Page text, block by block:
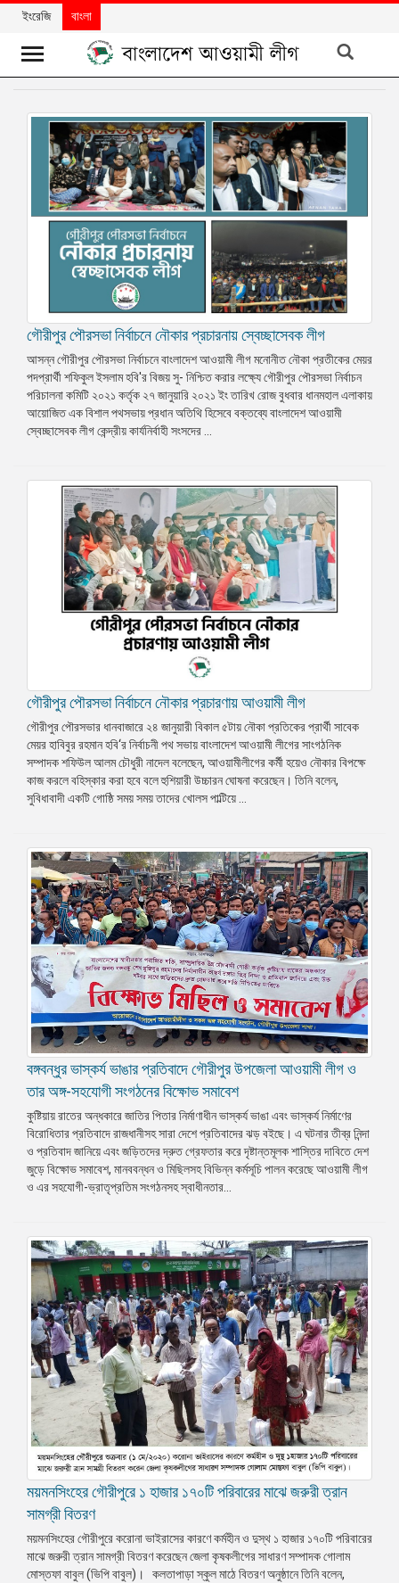
উন্নয়নের
নিউজলেটার
প্রেস
রিলিজ
ইংরেজি বাংলা
গৌরীপুর পৌরসভা নির্বাচনে নৌকার প্রচারনায় স্বেচ্ছাসেবক লীগ
আসন্ন গৌরীপুর পৌরসভা নির্বাচনে বাংলাদেশ আওয়ামী লীগ মনোনীত নৌকা প্রতীকের মেয়র
পদপ্রার্থী শফিকুল ইসলাম হবি'র বিজয় সু- নিশ্চিত করার লক্ষ্যে গৌরীপুর পৌরসভা নির্বাচন
পরিচালনা কমিটি ২০২১ কর্তৃক ২৭ জানুয়ারি ২০২১ ইং তারিখ রোজ বুধবার ধানমহাল এলাকায়
আয়োজিত এক বিশাল পথসভায় প্রধান অতিথি হিসেবে বক্তব্যে বাংলাদেশ আওয়ামী
স্বেচ্ছাসেবক লীগ কেন্দ্রীয় কার্যনির্বাহী সংসদের ...
গৌরীপুর পৌরসভা নির্বাচনে নৌকার প্রচারণায় আওয়ামী লীগ
গৌরীপুর পৌরসভার ধানবাজারে ২৪ জানুয়ারী বিকাল ৫টায় নৌকা প্রতিকের প্রার্থী সাবেক
মেয়র হাবিবুর রহমান হবি‘র নির্বাচনী পথ সভায় বাংলাদেশ আওয়ামী লীগের সাংগঠনিক
সম্পাদক শফিউল আলম চৌধুরী নাদেল বলেছেন, আওয়ামীলীগের কর্মী হয়েও নৌকার বিপক্ষে
কাজ করলে বহিস্কার করা হবে বলে হুশিয়ারী উচ্চারন ঘোষনা করেছেন। তিনি বলেন,
সুবিধাবাদী একটি গোষ্ঠি সময় সময় তাদের খোলস পাল্টিয়ে ...
বঙ্গবন্ধুর ভাস্কর্য ভাঙার প্রতিবাদে গৌরীপুর উপজেলা আওয়ামী লীগ ও
তার অঙ্গ-সহযোগী সংগঠনের বিক্ষোভ সমাবেশ
কুষ্টিয়ায় রাতের অন্ধকারে জাতির পিতার নির্মাণাধীন ভাস্কর্য ভাঙা এবং ভাস্কর্য নির্মাণের
বিরোধিতার প্রতিবাদে রাজধানীসহ সারা দেশে প্রতিবাদের ঝড় বইছে। এ ঘটনার তীব্র নিন্দা
ও প্রতিবাদ জানিয়ে এবং জড়িতদের দ্রুত গ্রেফতার করে দৃষ্টান্তমূলক শাস্তির দাবিতে দেশ
জুড়ে বিক্ষোভ সমাবেশ, মানববন্ধন ও মিছিলসহ বিভিন্ন কর্মসূচি পালন করেছে আওয়ামী লীগ
ও এর সহযোগী-ভ্রাতৃপ্রতিম সংগঠনসহ স্বাধীনতার...
ময়মনসিংহের গৌরীপুরে ১ হাজার ১৭০টি পরিবারের মাঝে জরুরী ত্রান
সামগ্রী বিতরণ
ময়মনসিংহের গৌরীপুরে করোনা ভাইরাসের কারণে কর্মহীন ও দুস্থ ১ হাজার ১৭০টি পরিবারের
মাঝে জরুরী ত্রান সামগ্রী বিতরণ করেছেন জেলা কৃষকলীগের সাধারণ সম্পাদক গোলাম
মোস্তফা বাবুল (ভিপি বাবুল)। কলতাপাড়া স্কুল মাঠে বিতরণ অনুষ্ঠানে তিনি বলেন,